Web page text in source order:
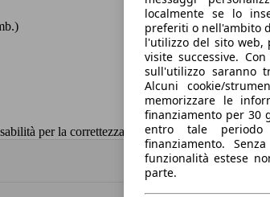
per la correttezza dei dati.
localmente se lo
preferiti o nell'ambito
l'utilizzo del sito web,
visite successive.
sull'utilizzo saranno
Alcuni cookie/
memorizzare le
finanziamento per 30
entro tale
finanziamento.
funzionalità estese
parte.